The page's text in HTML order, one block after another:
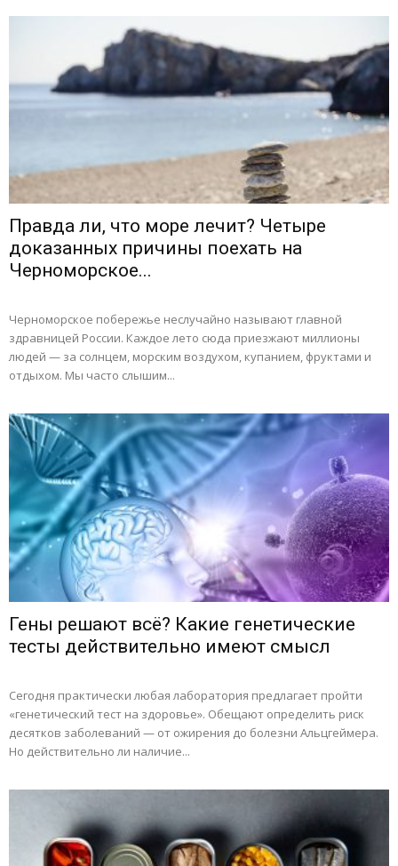
Правда ли, что море лечит? Четыре
доказанных причины поехать на
Черноморское...
Черноморское побережье неслучайно называют главной
здравницей России. Каждое лето сюда приезжают миллионы
людей — за солнцем, морским воздухом, купанием, фруктами и
отдыхом. Мы часто слышим...
Гены решают всё? Какие генетические
тесты действительно имеют смысл
Сегодня практически любая лаборатория предлагает пройти
«генетический тест на здоровье». Обещают определить риск
десятков заболеваний — от ожирения до болезни Альцгеймера.
Но действительно ли наличие...